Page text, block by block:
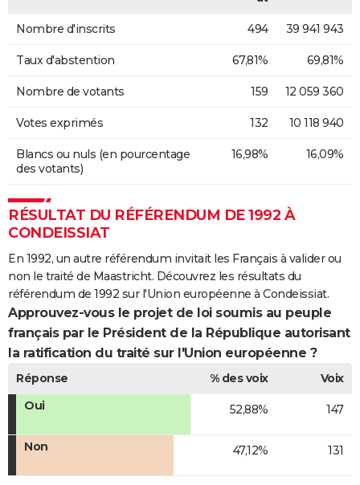
Nombre d'inscrits 494 39 941 943
Taux d'abstention 67,81% 69,81%
Nombre de votants 159 12 059 360
Votes exprimés 132 10 118 940
Blancs ou nuls (en pourcentage
des votants)
16,98% 16,09%
RÉSULTAT DU RÉFÉRENDUM DE 1992 À
CONDEISSIAT
En 1992, un autre référendum invitait les Français à valider ou
non le traité de Maastricht. Découvrez les résultats du
référendum de 1992 sur l'Union européenne à Condeissiat.
Approuvez-vous le projet de loi soumis au peuple
français par le Président de la République autorisant
la ratification du traité sur l'Union européenne ?
Réponse % des voix
Voix
Oui
52,88% 147
Non 47,12% 131